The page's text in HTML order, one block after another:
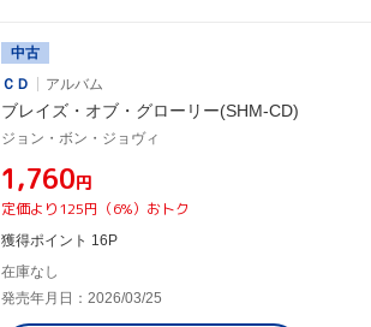
中古
ＣＤ
アルバム
ブレイズ・オブ・グローリー(SHM-CD)
ジョン・ボン・ジョヴィ
¥1,760円
定価より125円（6%）おトク
獲得ポイント 16P
在庫なし
発売年月日：2026/03/25